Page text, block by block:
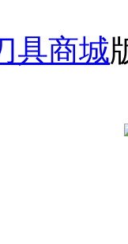
具商城